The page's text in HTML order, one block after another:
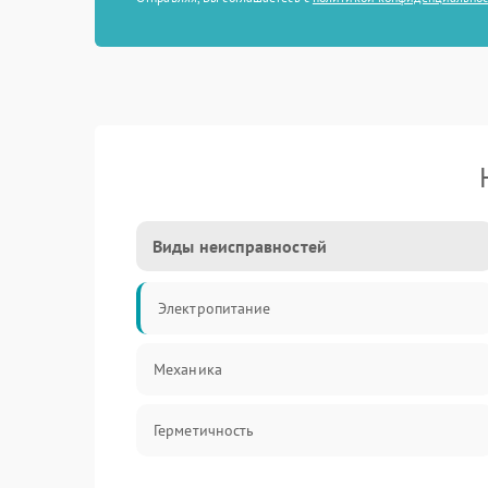
Виды неисправностей
Электропитание
Механика
Герметичность